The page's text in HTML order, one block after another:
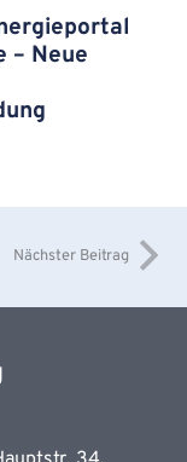
– Neue
Nächster Beitrag